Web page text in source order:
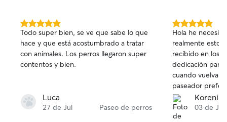
5.0
de
5
estrellas
Todo super bien, se ve que sabe lo que
hace y que está acostumbrado a tratar
con animales. Los perros llegaron super
contentos y bien.
Luca
27 de Jul Paseo de perros
5.0
de
5
estrellas
Hola he necesitado los servicios Nahe y
realmente estoy
recibido en los
dedicaciòn para
cuando vuelva a
paseador
Koreniki
03 de Jul